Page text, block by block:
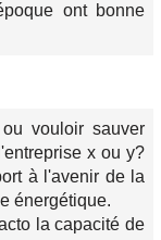
ont bonne
vouloir sauver
x ou y?
à l'avenir de la
énergétique.
la capacité de